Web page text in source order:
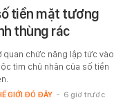
tiền mặt tương
thùng rác
quan chức năng lập tức vào
tìm chủ nhân của số tiền
GIỚI ĐÓ ĐÂY - 6 giờ trước